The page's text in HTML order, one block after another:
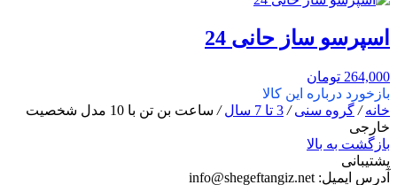
اسپرسو ساز حانی 24
264,000 تومان
بازخورد درباره این کالا
خانه/ گروه سنی/ 3 تا 7 سال /
ساعت بن تن با 10 مدل شخصیت
خارجی
بازگشت به بالا
پشتیبانی
آدرس ایمیل: info@shegeftangiz.net